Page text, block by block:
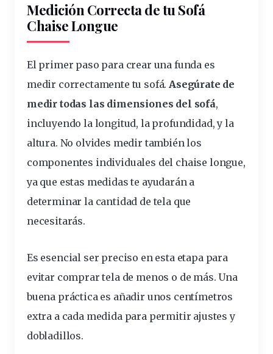
Medición Correcta de tu Sofá
Chaise Longue
El primer paso para crear una funda es
medir correctamente tu sofá.Asegúrate de
medir todas las dimensiones del sofá,
incluyendo la longitud, la profundidad, y la
altura. No olvides medir también los
componentes individuales del chaise longue,
ya que estas medidas te ayudarán a
determinar la cantidad de telaque
necesitarás.
Es esencial ser preciso en esta etapa para
evitar comprar tela de menos o de más. Una
buena práctica es añadir unos centímetros
extra a cada medida para permitir ajustes y
dobladillos.